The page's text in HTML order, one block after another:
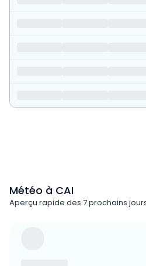
Météo à CAI
Aperçu rapide des 7 prochains